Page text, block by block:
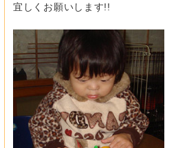
宜しくお願いします!!